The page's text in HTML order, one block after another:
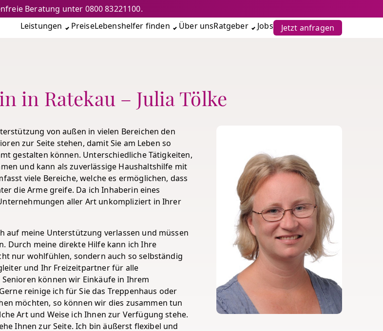
Leistungen PreiseLebenshelfer finden Über unsRatgeber Jobs Jetzt anfragen
Beratung unter 0800 83221100.
in Ratekau – Julia Tölke
von außen in vielen Bereichen den
zur Seite stehen, damit Sie am Leben so
gestalten können. Unterschiedliche Tätigkeiten,
und kann als zuverlässige Haushaltshilfe mit
viele Bereiche, welche es ermöglichen, dass
die Arme greife. Da ich Inhaberin eines
aller Art unkompliziert in Ihrer
auf meine Unterstützung verlassen und müssen
Durch meine direkte Hilfe kann ich Ihre
nur wohlfühlen, sondern auch so selbständig
und Ihr Freizeitpartner für alle
können wir Einkäufe in Ihrem
reinige ich für Sie das Treppenhaus oder
möchten, so können wir dies zusammen tun
Art und Weise ich Ihnen zur Verfügung stehe.
Ihnen zur Seite. Ich bin äußerst flexibel und